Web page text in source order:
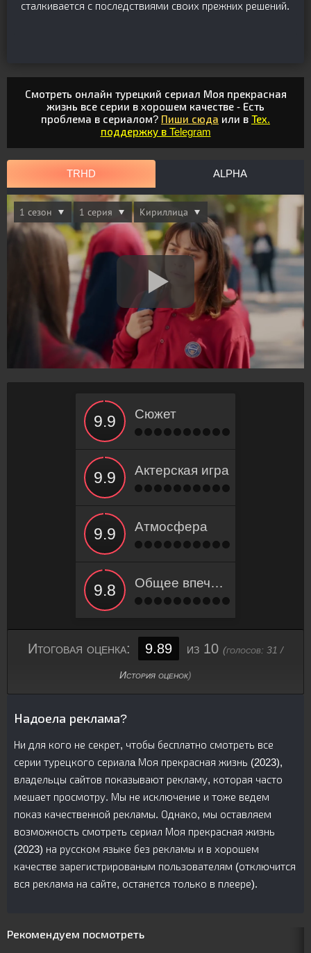
сталкивается с последствиями своих прежних решений.
Смотреть онлайн турецкий сериал Моя прекрасная
жизнь все серии в хорошем качестве - Есть
проблема в сериалом? Пиши сюда или в Тех.
поддержку в Telegram
TRHD ALPHA
Сюжет
Актерская игра
Атмосфера
Общее впечатление
Итоговая оценка: 9.89 из 10 (голосов: 31 /
История оценок)
Надоела реклама?
Ни для кого не секрет, чтобы бесплатно смотреть все
серии турецкого сериалa Моя прекрасная жизнь (2023),
владельцы сайтов показывают рекламу, которая часто
мешает просмотру. Мы не исключение и тоже ведем
показ качественной рекламы. Однако, мы оставляем
возможность смотреть сериал Моя прекрасная жизнь
(2023) на русском языке без рекламы и в хорошем
качестве зарегистрированым пользователям (отключится
вся реклама на сайте, останется только в плеере).
Рекомендуем посмотреть